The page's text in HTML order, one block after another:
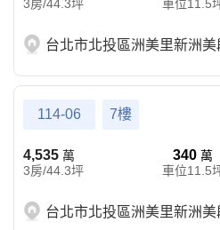
3房/44.3坪
車位11.5
台北市北投區洲美里新洲
114-06 7樓
4,535 萬
3房/44.3坪
340萬
車位11.5
台北市北投區洲美里新洲